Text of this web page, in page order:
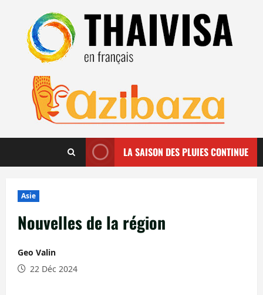
contenu
LA SAISON DES PLUIES CONTINUE
Asie
Nouvelles de la région
Geo Valin
22 Déc 2024